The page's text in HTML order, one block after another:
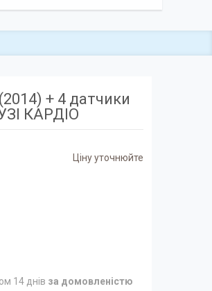
+ 4 датчики
КАРДІО
Ціну уточнюйте
14 днів за домовленістю